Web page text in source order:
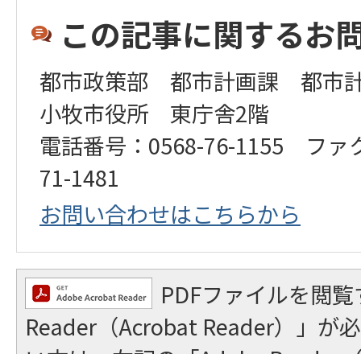
この記事に関するお
都市政策部 都市計画課 都市
小牧市役所 東庁舎2階
電話番号：0568-76-1155 ファ
71-1481
お問い合わせはこちらから
PDFファイルを閲
Reader（Acrobat Reader）」が